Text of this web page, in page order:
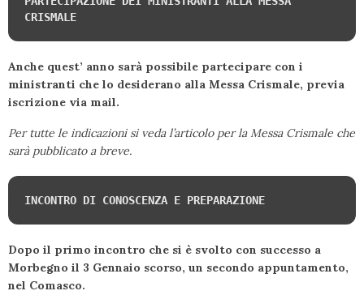
CRISMALE
Anche quest’ anno sarà possibile partecipare con i
ministranti che lo desiderano alla Messa Crismale, previa
iscrizione via mail.
Per tutte le indicazioni si veda l’articolo per la Messa Crismale che
sarà pubblicato a breve.
INCONTRO DI CONOSCENZA E PREPARAZIONE
Dopo il primo incontro che si è svolto con successo a
Morbegno il 3 Gennaio scorso, un secondo appuntamento,
nel Comasco.